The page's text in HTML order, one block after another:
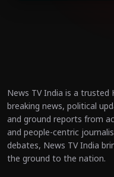
News TV India is a trusted
breaking news, political
and ground reports from
and people-centric
debates, News TV India
the ground to the nation.